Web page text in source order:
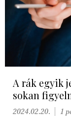
A rák egyik
sokan
2024.02.20. 1